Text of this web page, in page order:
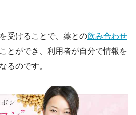
受けることで、薬との飲み合わせ
とができ、利用者が自分で情報を
るのです。